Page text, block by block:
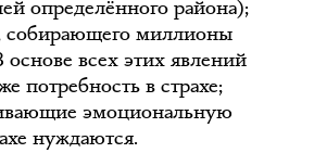
определённого района);
собирающего миллионы
всех этих явлений
потребность в страхе;
эмоциональную
нуждаются.